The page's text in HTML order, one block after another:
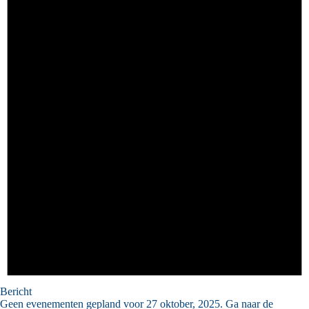
Bericht
Geen evenementen gepland voor 27 oktober, 2025. Ga naar de